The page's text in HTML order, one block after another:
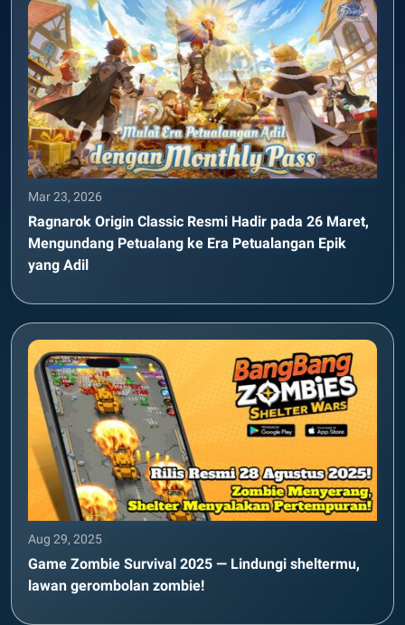
Mar 23, 2026
Ragnarok Origin Classic Resmi Hadir pada 26 Maret,
Mengundang Petualang ke Era Petualangan Epik
yang Adil
Aug 29, 2025
Game Zombie Survival 2025 — Lindungi sheltermu,
lawan gerombolan zombie!